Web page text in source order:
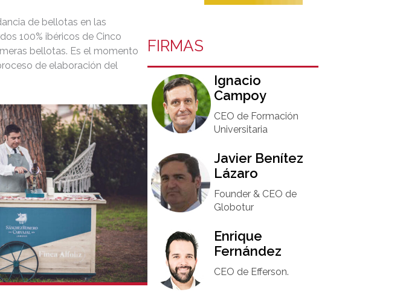
de bellotas en las
100% ibéricos de Cinco
bellotas. Es el momento
de elaboración del
FIRMAS
Ignacio
Campoy​
CEO de Formación
Universitaria​
Javier Benítez
Lázaro
Founder & CEO de
Globotur​
Enrique
Fernández
CEO de Efferson.